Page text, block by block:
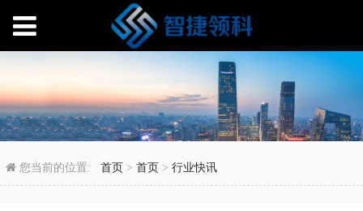
大脑如何协作演绎面部
您当前的位置:首页 >首页 >行业快讯